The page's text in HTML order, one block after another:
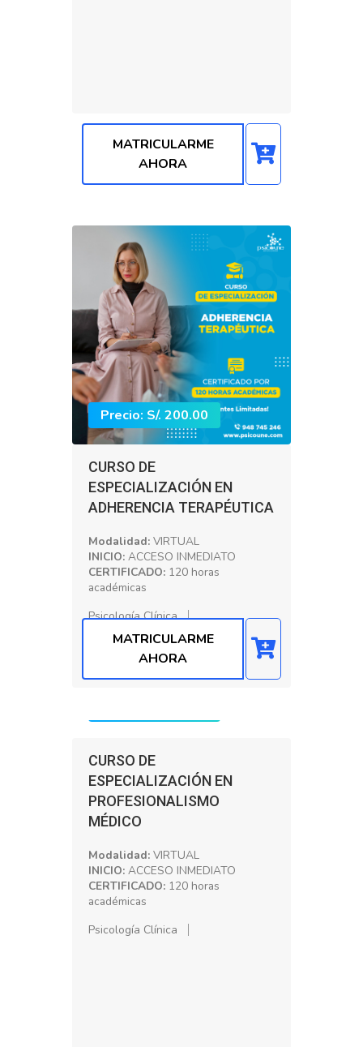
MATRICULARME
AHORA
Precio: S/. 200.00
CURSO DE
ESPECIALIZACIÓN EN
ADHERENCIA TERAPÉUTICA
Modalidad: VIRTUAL
INICIO: ACCESO INMEDIATO
CERTIFICADO: 120 horas
académicas
Psicología Clínica
MATRICULARME
AHORA
CURSO DE
ESPECIALIZACIÓN EN
PROFESIONALISMO
MÉDICO
Modalidad: VIRTUAL
INICIO: ACCESO INMEDIATO
CERTIFICADO: 120 horas
académicas
Psicología Clínica